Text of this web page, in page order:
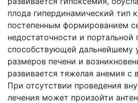
плода гипердинамический тип
постепенным формированием
недостаточности и портальной
способствующей дальнейшему
размеров печени и
развивается тяжелая анемия с
При отсутствии проведения
лечения может произойти